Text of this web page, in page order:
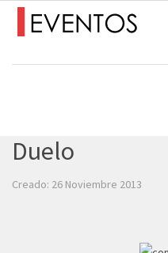
Duelo
Creado: 26 Noviembre 2013